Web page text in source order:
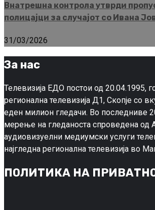
Внатрешна контрола утврди
полицајци за случајот со Ивана
31/03/2026
За нас
Телевизија ЕДО постои од 20.04.1995,
регионална телевизија Д1, Скопје со
еден милион гледачи. Во последниве
мерење на гледаноста спроведена од
аудиовизуелни медиумски услуги
најгледна регионална телевизија во
ПОЛИТИКА НА